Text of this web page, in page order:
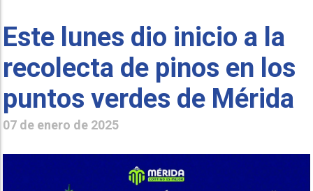
Este lunes dio inicio a la
recolecta de pinos en los
puntos verdes de Mérida
07 de enero de 2025